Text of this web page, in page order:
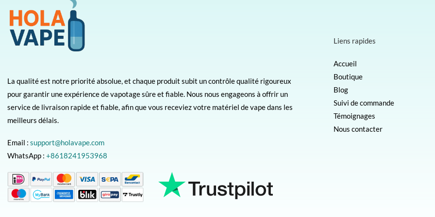
La qualité est notre priorité absolue, et chaque produit subit un contrôle qualité rigoureux
pour garantir une expérience de vapotage sûre et fiable. Nous nous engageons à offrir un
service de livraison rapide et fiable, afin que vous receviez votre matériel de vape dans les
meilleurs délais.
Email : support@holavape.com
WhatsApp : +8618241953968
Liens rapides
Accueil
Boutique
Blog
Suivi de commande
Témoignages
Nous contacter